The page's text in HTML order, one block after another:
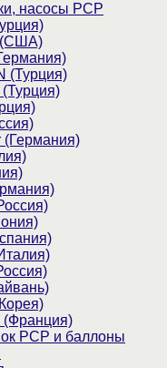
насосы PCP
(США)
(Турция)
(Германия)
(Франция)
PCP и баллоны